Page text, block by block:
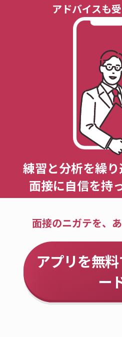
アドバイスも
練習と分析を繰り
面接に自信を持
面接のニガテを、
アプリを無
ー